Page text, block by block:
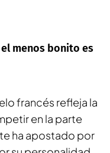
el menos bonito es
francés refleja la
en la parte
ha apostado por